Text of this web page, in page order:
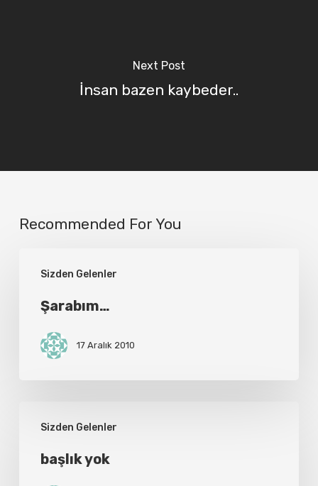
Next Post
İnsan bazen kaybeder..
Recommended For You
Sizden Gelenler
Şarabım…
17 Aralık 2010
Sizden Gelenler
başlık yok